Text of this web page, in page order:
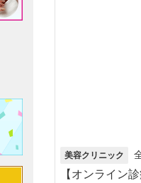
美容クリニック
【オンライン